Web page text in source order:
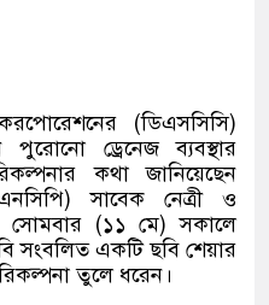
(ডিএসসিসি)
পুরোনো ড্রেনেজ ব্যবস্থার
কথা জানিয়েছেন
)সাবেক নেত্রী ও
সোমবার (১১ মে)সকালে
সংবলিত একটি ছবি শেয়ার
তুলে ধরেন।